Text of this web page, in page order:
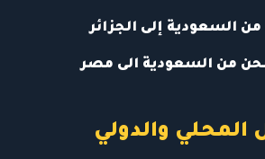
السعودية إلى الجزائر
من السعودية الى مصر
المحلي والدولي